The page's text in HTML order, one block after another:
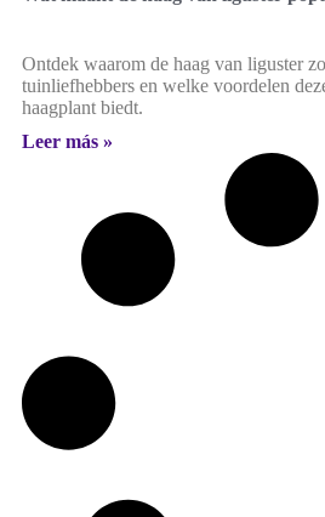
Ontdek waarom de haag van liguster
tuinliefhebbers en welke voordelen
haagplant biedt.
Leer más »